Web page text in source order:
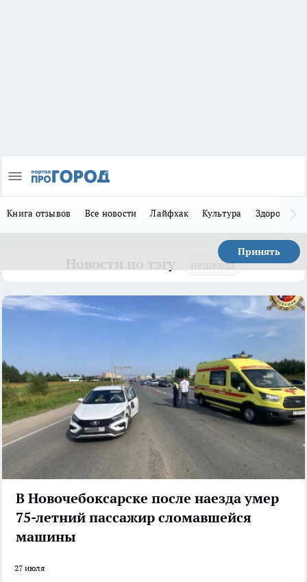
Книга отзывов Все новости Лайфхак Культура Здоровье
Принять
пешеход
В Новочебоксарске после наезда умер
75-летний пассажир сломавшейся
машины
27 июля